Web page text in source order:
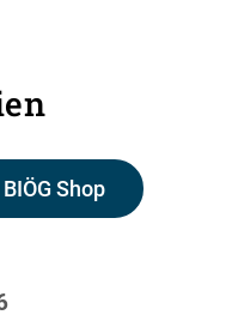
BIÖG Shop